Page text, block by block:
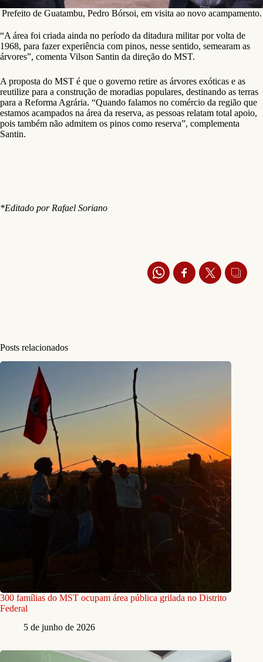
Prefeito de Guatambu, Pedro Bórsoi, em visita ao novo acampamento.
“A área foi criada ainda no período da ditadura militar por volta de
1968, para fazer experiência com pinos, nesse sentido, semearam as
árvores”, comenta Vilson Santin da direção do MST.
A proposta do MST é que o governo retire as árvores exóticas e as
reutilize para a construção de moradias populares, destinando as terras
para a Reforma Agrária. “Quando falamos no comércio da região que
estamos acampados na área da reserva, as pessoas relatam total apoio,
pois também não admitem os pinos como reserva”, complementa
Santin.
*Editado por Rafael Soriano
Posts relacionados
300 famílias do MST ocupam área pública grilada no Distrito
Federal
5 de junho de 2026